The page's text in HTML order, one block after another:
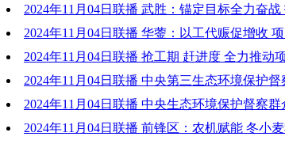
2024年11月04日联播 武胜：锚定目标全力奋
2024年11月04日联播 华蓥：以工代赈促增收
2024年11月04日联播 抢工期 赶进度 全力推动
2024年11月04日联播 中央第三生态环境保护
七批信访件
2024年11月04日联播 中央生态环境保护督察
边改公开情况(第八批)
2024年11月04日联播 前锋区：农机赋能 冬小